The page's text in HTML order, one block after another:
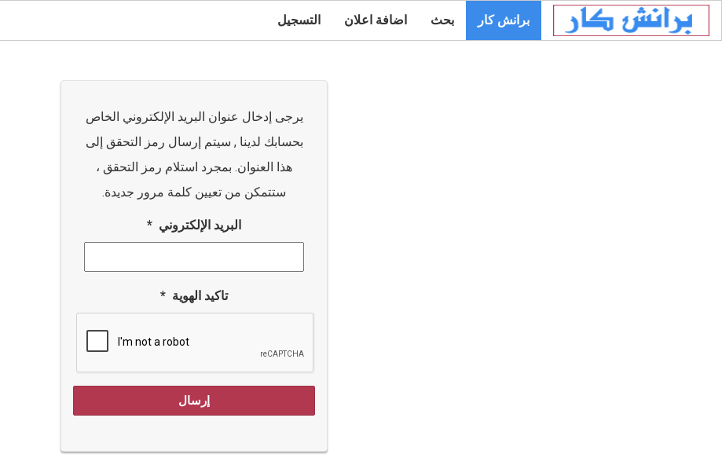
برانش كار بحث اضافة اعلان التسجيل
يرجى إدخال عنوان البريد الإلكتروني الخاص
بحسابك لدينا , سيتم إرسال رمز التحقق إلى
هذا العنوان. بمجرد استلام رمز التحقق ،
ستتمكن من تعيين كلمة مرور جديدة.
البريد الإلكتروني *
تاكيد الهوية *
إرسال